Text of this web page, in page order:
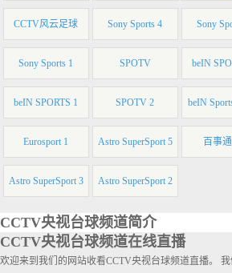
CCTV风云足球 Sony Sports 4 Sony
Sony Sports 1 SPOTV beIN
beIN SPORTS 1 SPOTV 2 beIN
Eurosport 1 Astro SuperSport 5 百事
Astro SuperSport 3 Astro SuperSport 2
CCTV央视台球频道简介
CCTV央视台球频道在线直播
欢迎来到我们的网站收看CCTV央视台球频道直播。